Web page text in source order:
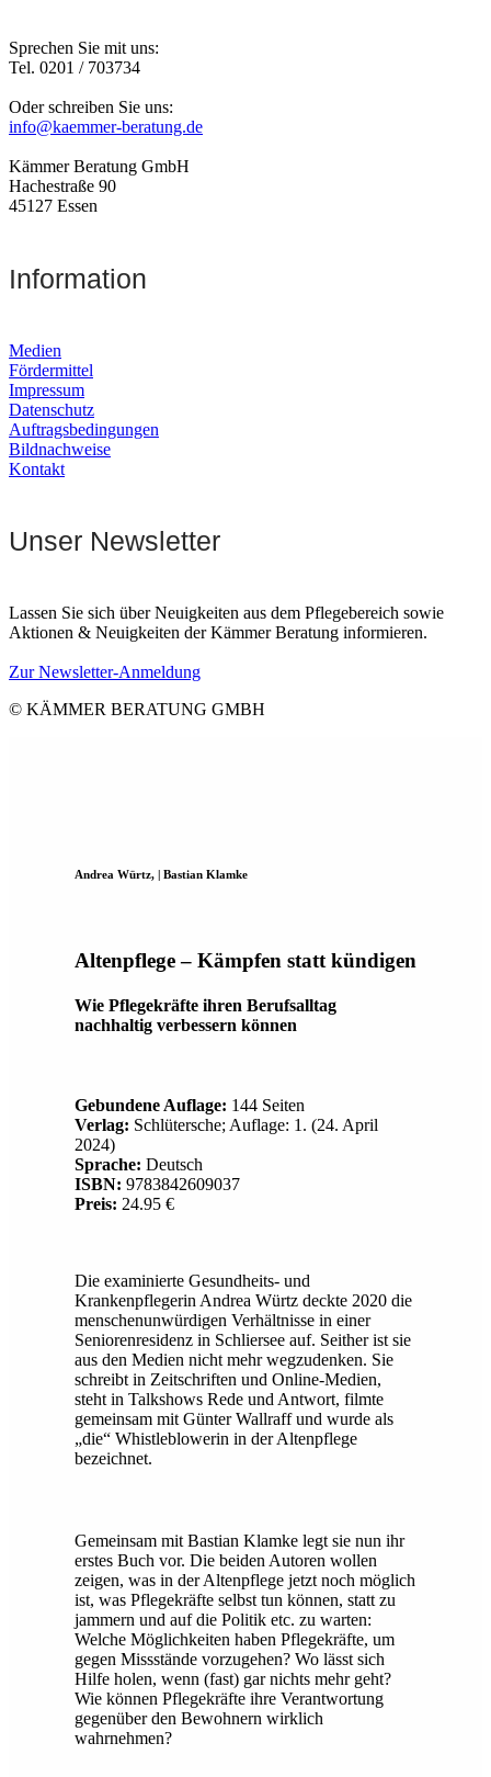
Sprechen Sie mit uns:
Tel. 0201 / 703734
Oder schreiben Sie uns:
info@kaemmer-beratung.de
Kämmer Beratung GmbH
Hachestraße 90
45127 Essen
Information
Medien
Fördermittel
Impressum
Datenschutz
Auftragsbedingungen
Bildnachweise
Kontakt
Unser Newsletter
Lassen Sie sich über Neuigkeiten aus dem Pflegebereich sowie
Aktionen & Neuigkeiten der Kämmer Beratung informieren.
Zur Newsletter-Anmeldung
© KÄMMER BERATUNG GMBH
Andrea Würtz, | Bastian Klamke
Altenpflege – Kämpfen statt kündigen
Wie Pflegekräfte ihren Berufsalltag
nachhaltig verbessern können
Gebundene Auflage: 144 Seiten
Verlag: Schlütersche; Auflage: 1. (24. April
2024)
Sprache: Deutsch
ISBN: 9783842609037
Preis: 24.95 €
Die examinierte Gesundheits- und
Krankenpflegerin Andrea Würtz deckte 2020 die
menschenunwürdigen Verhältnisse in einer
Seniorenresidenz in Schliersee auf. Seither ist sie
aus den Medien nicht mehr wegzudenken. Sie
schreibt in Zeitschriften und Online-Medien,
steht in Talkshows Rede und Antwort, filmte
gemeinsam mit Günter Wallraff und wurde als
„die“ Whistleblowerin in der Altenpflege
bezeichnet.
Gemeinsam mit Bastian Klamke legt sie nun ihr
erstes Buch vor. Die beiden Autoren wollen
zeigen, was in der Altenpflege jetzt noch möglich
ist, was Pflegekräfte selbst tun können, statt zu
jammern und auf die Politik etc. zu warten:
Welche Möglichkeiten haben Pflegekräfte, um
gegen Missstände vorzugehen? Wo lässt sich
Hilfe holen, wenn (fast) gar nichts mehr geht?
Wie können Pflegekräfte ihre Verantwortung
gegenüber den Bewohnern wirklich
wahrnehmen?